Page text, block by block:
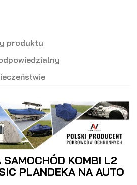
produktu
SAMOCHÓD KOMBI L2
PLANDEKA NA AUTO